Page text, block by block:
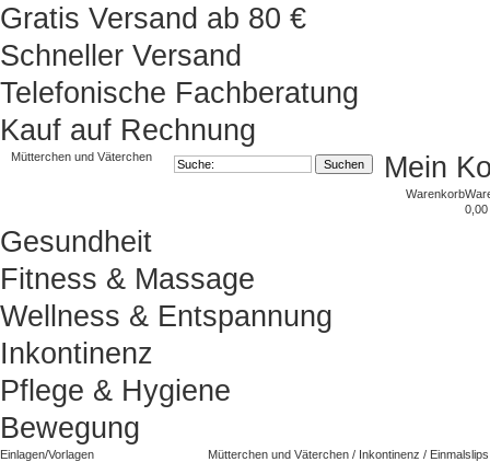
Gratis Versand ab 80 €
Schneller Versand
Telefonische Fachberatung
Kauf auf Rechnung
Mütterchen und Väterchen Mein
Warenkorb
0,00
Gesundheit
Fitness & Massage
Wellness & Entspannung
Inkontinenz
Pflege & Hygiene
Bewegung
Einlagen/Vorlagen
Mütterchen und Väterchen / Inkontinenz /